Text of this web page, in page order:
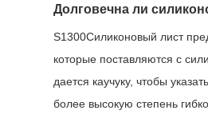
Долговечна ли
S1300Силиконовый лист
которые поставляются с
дается каучуку, чтобы
более высокую степень